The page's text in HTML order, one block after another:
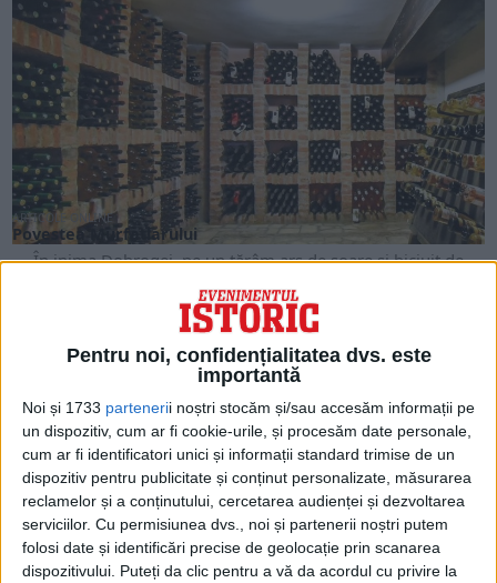
Pentru noi, confidențialitatea dvs. este
importantă
Noi și 1733 partenerii noștri stocăm și/sau accesăm informații pe
un dispozitiv, cum ar fi cookie-urile, și procesăm date personale,
cum ar fi identificatori unici și informații standard trimise de un
dispozitiv pentru publicitate și conținut personalizate, măsurarea
reclamelor și a conținutului, cercetarea audienței și dezvoltarea
serviciilor. Cu permisiunea dvs., noi și partenerii noștri putem
folosi date și identificări precise de geolocație prin scanarea
dispozitivului. Puteți da clic pentru a vă da acordul cu privire la
ARTICOLE ONLINE
Povestea Murfatlarului
În inima Dobrogei, pe un tărâm ars de soare și biciuit de